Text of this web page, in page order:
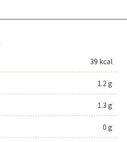
39 kcal
1.2 g
1.3 g
0 g